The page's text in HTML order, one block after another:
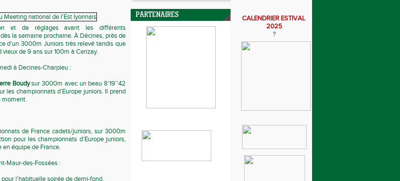
et de réglages avant les différents
la semaine prochaine. À Décines, près de
d'un 3000m Juniors très relevé tandis que
de 9 ans sur 100m à Cerizay.
à Decines-Charpieu :
Boudysur 3000m avec un beau 8’19’’42
les championnats d’Europe juniors. Il prend
moment.
de France cadets/juniors, sur 3000m
pour les championnats d’Europe juniors,
équipe de France.
Maur-des-Fossées :
l’habituelle soirée de demi-fond.
PARTENAIRES
CALENDRIER ESTIVAL
2025
?